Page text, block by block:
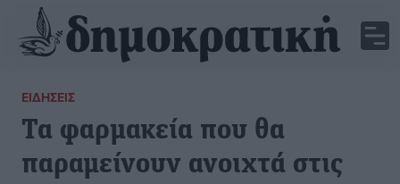
ΕΙΔΉΣΕΙΣ
Τα φαρμακεία που θα
παραμείνουν ανοιχτά στις